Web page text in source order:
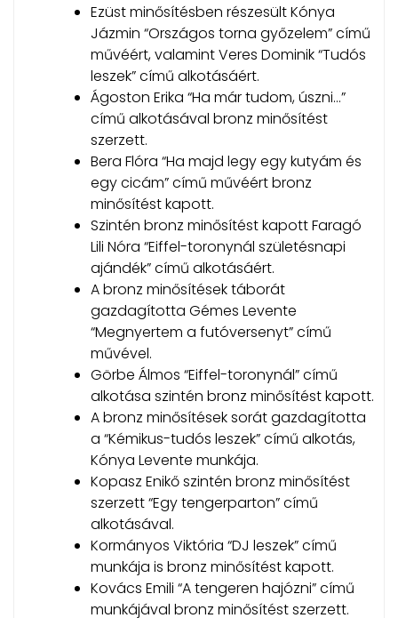
Ezüst minősítésben részesült Kónya
Jázmin “Országos torna győzelem” című
művéért, valamint Veres Dominik “Tudós
leszek” című alkotásáért.
Ágoston Erika “Ha már tudom, úszni…”
című alkotásával bronz minősítést
szerzett.
Bera Flóra “Ha majd legy egy kutyám és
egy cicám” című művéért bronz
minősítést kapott.
Szintén bronz minősítést kapott Faragó
Lili Nóra “Eiffel-toronynál születésnapi
ajándék” című alkotásáért.
A bronz minősítések táborát
gazdagította Gémes Levente
“Megnyertem a futóversenyt” című
művével.
Görbe Álmos “Eiffel-toronynál” című
alkotása szintén bronz minősítést kapott.
A bronz minősítések sorát gazdagította
a “Kémikus-tudós leszek” című alkotás,
Kónya Levente munkája.
Kopasz Enikő szintén bronz minősítést
szerzett “Egy tengerparton” című
alkotásával.
Kormányos Viktória “DJ leszek” című
munkája is bronz minősítést kapott.
Kovács Emili “A tengeren hajózni” című
munkájával bronz minősítést szerzett.